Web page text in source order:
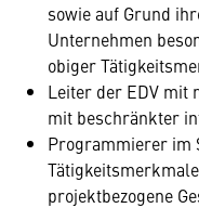
sowie auf Grund
Unternehmen
obiger
Leiter der EDV mit
mit beschränkter
Programmierer im
projektbezogene